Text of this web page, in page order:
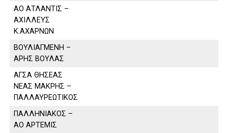
ΑΟ ΑΤΛΑΝΤΙΣ –
ΑΧΙΛΛΕΥΣ
Κ.ΑΧΑΡΝΩΝ
ΒΟΥΛΙΑΓΜΕΝΗ –
ΑΡΗΣ ΒΟΥΛΑΣ
ΑΓΣΑ ΘΗΣΕΑΣ
ΝΕΑΣ ΜΑΚΡΗΣ –
ΠΑΛΛΑΥΡΕΩΤΙΚΟΣ
ΠΑΛΛΗΝΙΑΚΟΣ –
ΑΟ ΑΡΤΕΜΙΣ